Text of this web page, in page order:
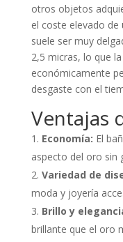
otros objetos
el coste elevado de
suele ser muy
2,5 micras, lo que
económicamente
desgaste con el
Ventajas
Economía: El
aspecto del oro sin
Variedad de
moda y joyería
Brillo y
brillante que el oro